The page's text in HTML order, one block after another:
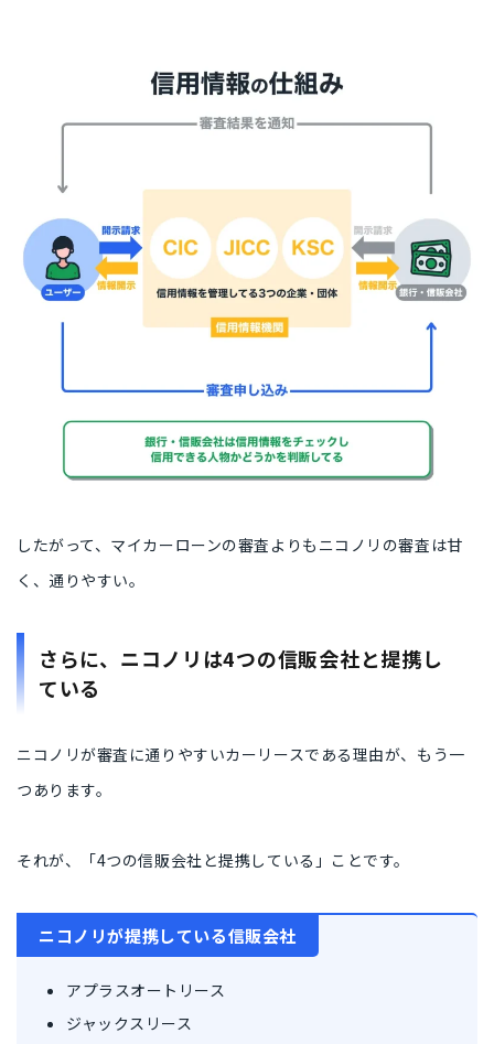
したがって、マイカーローンの審査よりもニコノリの審査は甘
く、通りやすい。
さらに、ニコノリは4つの信販会社と提携し
ている
ニコノリが審査に通りやすいカーリースである理由が、もう一
つあります。
それが、「4つの信販会社と提携している」ことです。
ニコノリが提携している信販会社
アプラスオートリース
ジャックスリース